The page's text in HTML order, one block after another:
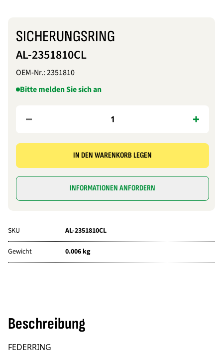
SICHERUNGSRING
AL-2351810CL
OEM-Nr.:2351810
Bitte melden Sie sich an
IN DEN WARENKORB LEGEN
INFORMATIONEN ANFORDERN
SKU AL-2351810CL
Gewicht 0.006 kg
Beschreibung
FEDERRING